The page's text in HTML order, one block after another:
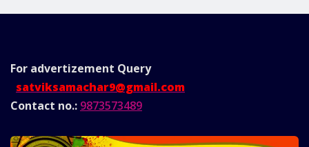
For advertizement Query
satviksamachar9@gmail.com
Contact no.: 9873573489